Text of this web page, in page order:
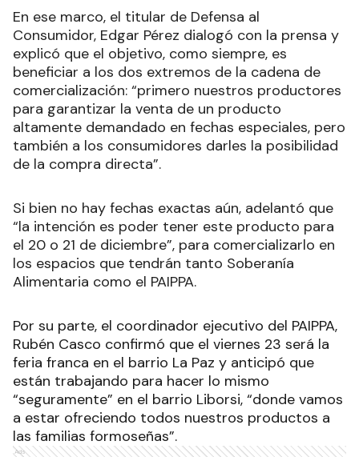
En ese marco, el titular de Defensa al
Consumidor, Edgar Pérez dialogó con la prensa y
explicó que el objetivo, como siempre, es
beneficiar a los dos extremos de la cadena de
comercialización: “primero nuestros productores
para garantizar la venta de un producto
altamente demandado en fechas especiales, pero
también a los consumidores darles la posibilidad
de la compra directa”.
Si bien no hay fechas exactas aún, adelantó que
“la intención es poder tener este producto para
el 20 o 21 de diciembre”, para comercializarlo en
los espacios que tendrán tanto Soberanía
Alimentaria como el PAIPPA.
Por su parte, el coordinador ejecutivo del PAIPPA,
Rubén Casco confirmó que el viernes 23 será la
feria franca en el barrio La Paz y anticipó que
están trabajando para hacer lo mismo
“seguramente” en el barrio Liborsi, “donde vamos
a estar ofreciendo todos nuestros productos a
las familias formoseñas”.
Ads